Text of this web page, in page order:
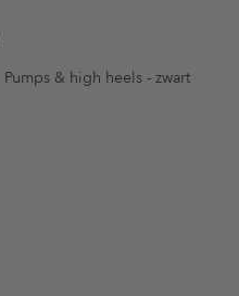
Pumps & high heels - zwart